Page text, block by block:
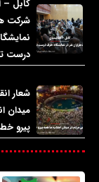
کابل –
شرکت
درست
شعار
میدان
پیرو